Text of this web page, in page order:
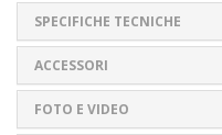
SPECIFICHE TECNICHE
ACCESSORI
FOTO E VIDEO